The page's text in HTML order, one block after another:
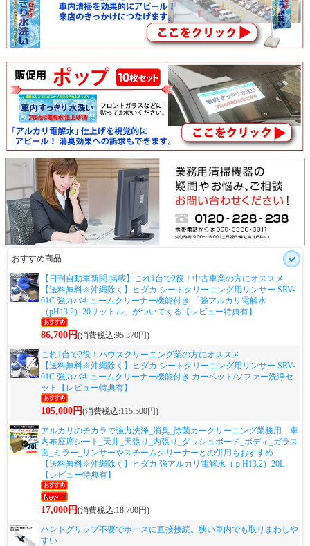
おすすめ商品
【日刊自動車新聞 掲載】これ1台で2役！中古車業の方にオススメ
【送料無料※沖縄除く】ヒダカ シートクリーニング用リンサー SRV-
01C 強力バキュームクリーナー機能付き 「強アルカリ電解水
（pH13.2）20リットル」がついてくる【レビュー特典有】
86,700円(消費税込:95,370円)
これ1台で2役！ハウスクリーニング業の方にオススメ
【送料無料※沖縄除く】ヒダカ シートクリーニング用リンサー SRV-
01C 強力バキュームクリーナー機能付き カーペット/ソファー洗浄セ
ット【レビュー特典有】
105,000円(消費税込:115,500円)
アルカリのチカラで強力洗浄_消臭_除菌カークリーニング業務用 車
内布座席シート_天井_天張り_内張り_ダッシュボード_ボディ_ガラス
面_ミラー_リンサーやスチームクリーナーとの併用もおすすめ
【送料無料※沖縄除く】ヒダカ 強アルカリ電解水（ｐH13.2）20L
【レビュー特典有】
17,000円(消費税込:18,700円)
ハンドグリップ不要でホースに直接接続。狭い車内でも取りまわしや
すい